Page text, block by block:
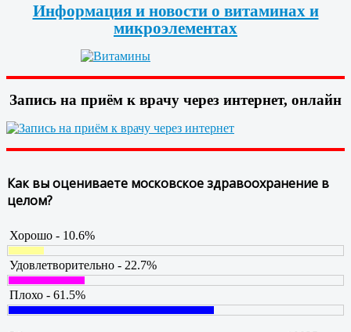
Информация и новости о витаминах и
микроэлементах
Запись на приём к врачу через интернет, онлайн
Как вы оцениваете московское здравоохранение в
целом?
Хорошо - 10.6%
Удовлетворительно - 22.7%
Плохо - 61.5%